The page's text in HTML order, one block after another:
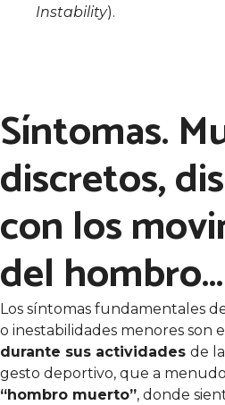
Instability).
Síntomas.
discretos,
con los
del hombro…
Los síntomas fundamentales
o inestabilidades menores son el
durante sus actividades de
gesto deportivo, que a
“hombro muerto”, donde